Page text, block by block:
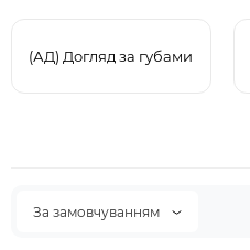
(АД) Догляд за губами
За замовчуванням